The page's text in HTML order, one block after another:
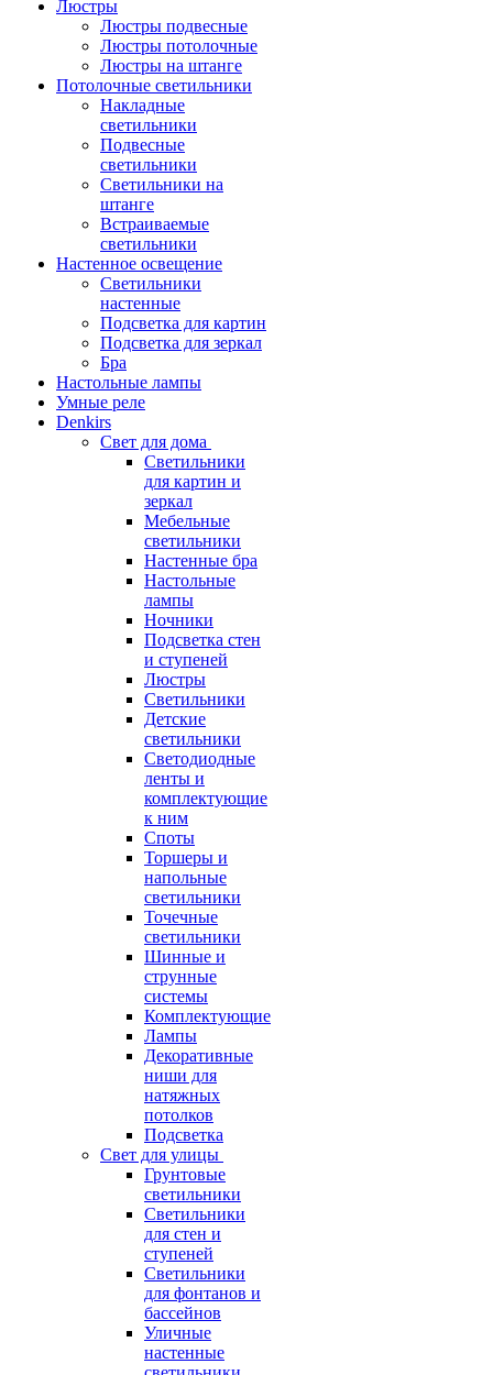
Люстры
Люстры подвесные
Люстры потолочные
Люстры на штанге
Потолочные светильники
Накладные
светильники
Подвесные
светильники
Светильники на
штанге
Встраиваемые
светильники
Настенное освещение
Светильники
настенные
Подсветка для картин
Подсветка для зеркал
Бра
Настольные лампы
Умные реле
Denkirs
Свет для дома
Светильники
для картин и
зеркал
Мебельные
светильники
Настенные бра
Настольные
лампы
Ночники
Подсветка стен
и ступеней
Люстры
Светильники
Детские
светильники
Светодиодные
ленты и
комплектующие
к ним
Споты
Торшеры и
напольные
светильники
Точечные
светильники
Шинные и
струнные
системы
Комплектующие
Лампы
Декоративные
ниши для
натяжных
потолков
Подсветка
Свет для улицы
Грунтовые
светильники
Светильники
для стен и
ступеней
Светильники
для фонтанов и
бассейнов
Уличные
настенные